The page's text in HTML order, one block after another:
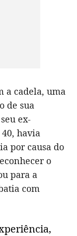
a cadela, uma
de sua
ex-
havia
por causa do
o
para a
com